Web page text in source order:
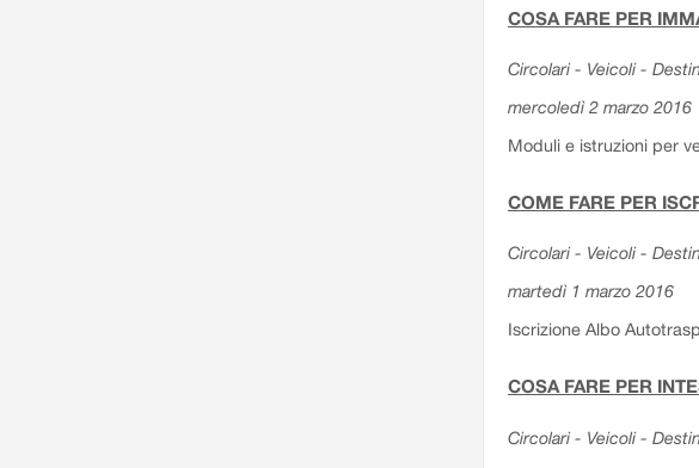
COSA FARE PER
Circolari - Veicoli -
mercoledì 2 marzo 2016
Moduli e istruzioni per
COME FARE PER
Circolari - Veicoli -
martedì 1 marzo 2016
Iscrizione Albo
COSA FARE PER
Circolari - Veicoli -